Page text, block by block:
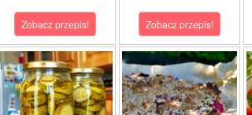
Zobacz przepis! Zobacz przepis!